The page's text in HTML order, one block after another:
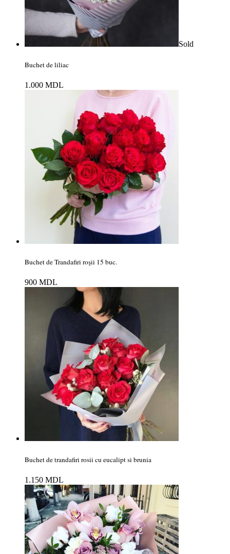
Sold
Buchet de liliac
1.000 MDL
Buchet de Trandafiri roşii 15 buc.
900 MDL
Buchet de trandafiri rosii cu eucalipt si brunia
1.150 MDL